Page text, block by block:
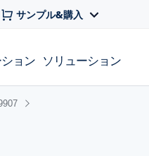
サンプル&購入
ョン ソリューション